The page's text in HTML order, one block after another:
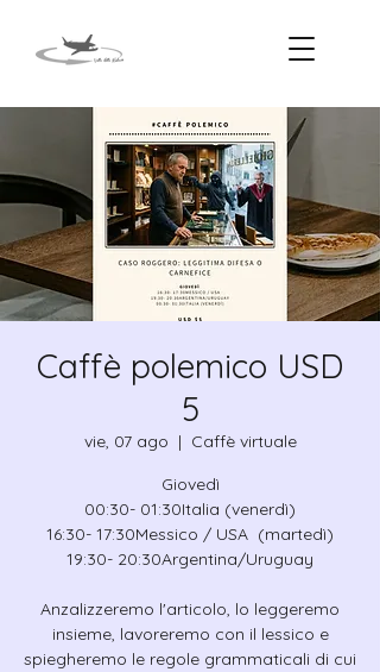
Caffè polemico USD
5
vie, 07 ago
  |
Caffè virtuale
Giovedì
00:30- 01:30Italia (venerdì)
16:30- 17:30Messico / USA (martedì)
19:30- 20:30Argentina/Uruguay
Anzalizzeremo l'articolo, lo leggeremo
insieme, lavoreremo con il lessico e
spiegheremo le regole grammaticali di cui